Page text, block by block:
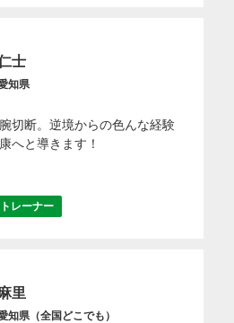
士
知県
切断。逆境からの色んな経験
へと導きます！
レーナー
里
知県（全国どこでも）